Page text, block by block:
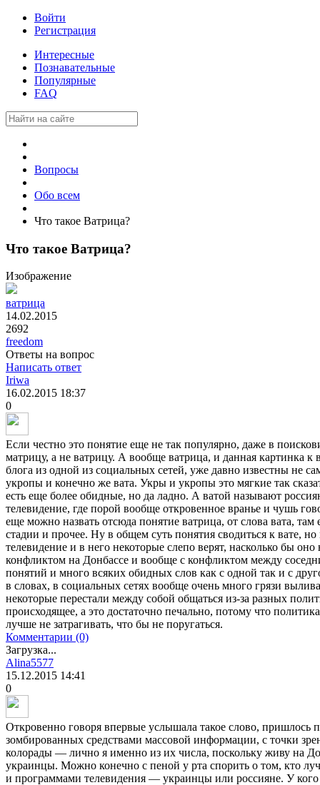
Войти
Регистрация
Интересные
Познавательные
Популярные
FAQ
Вопросы
Обо всем
Что такое Ватрица?
Что такое Ватрица?
Изображение
ватрица
14.02.2015
2692
freedom
Ответы на вопрос
Написать ответ
Iriwa
16.02.2015 18:37
0
Если честно это понятие еще не так популярно, даже в
матрицу, а не ватрицу. А вообще ватрица, и данная картинка к
блога из одной из социальных сетей, уже давно известны не
укропы и конечно же вата. Укры и укропы это мягкие так
есть еще более обидные, но да ладно. А ватой называют
телевидение, где порой вообще откровенное вранье и чушь
еще можно назвать отсюда понятие ватрица, от слова вата,
стадии и прочее. Ну в общем суть понятия сводиться к вате,
телевидение и в него некоторые слепо верят, насколько бы
конфликтом на Донбассе и вообще с конфликтом между
понятий и много всяких обидных слов как с одной так и с
в словах, в социальных сетях вообще очень много грязи
некоторые перестали между собой общаться из-за разных
происходящее, а это достаточно печально, потому что
лучше не затрагивать, что бы не поругаться.
Комментарии (0)
Загрузка...
Alina5577
15.12.2015 14:41
0
Откровенно говоря впервые услышала такое слово, пришлось
зомбированных средствами массовой информации, с точки
колорады — лично я именно из их числа, поскольку живу на
украинцы. Можно конечно с пеной у рта спорить о том, кто
и программами телевидения — украинцы или россияне. У